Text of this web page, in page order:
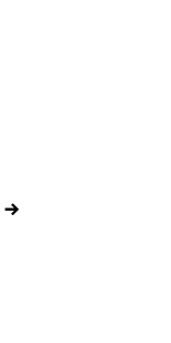
→